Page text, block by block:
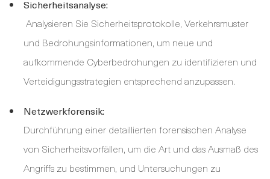
Sicherheitsanalyse:
Analysieren Sie Sicherheitsprotokolle, Verkehrsmuster
und Bedrohungsinformationen, um neue und
aufkommende Cyberbedrohungen zu identifizieren und
Verteidigungsstrategien entsprechend anzupassen.
Netzwerkforensik:
Durchführung einer detaillierten forensischen Analyse
von Sicherheitsvorfällen, um die Art und das Ausmaß des
Angriffs zu bestimmen, und Untersuchungen zu